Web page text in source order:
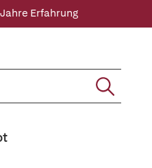
Erfahrung